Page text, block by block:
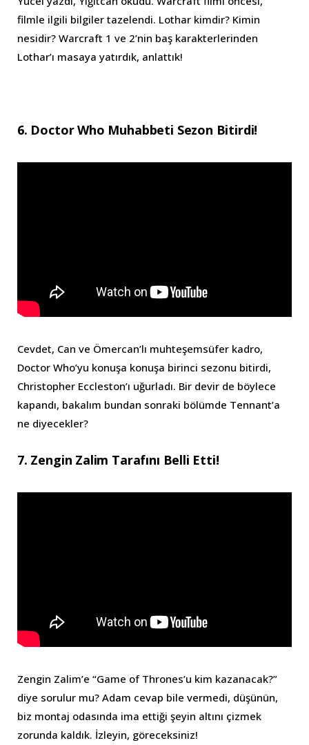
filmle ilgili bilgiler tazelendi. Lothar kimdir? Kimin
nesidir? Warcraft 1 ve 2’nin baş karakterlerinden
Lothar’ı masaya yatırdık, anlattık!
6. Doctor Who Muhabbeti Sezon Bitirdi!
Cevdet, Can ve Ömercan’lı muhteşemsüfer kadro,
Doctor Who’yu konuşa konuşa birinci sezonu bitirdi,
Christopher Eccleston’ı uğurladı. Bir devir de böylece
kapandı, bakalım bundan sonraki bölümde Tennant’a
ne diyecekler?
7. Zengin Zalim Tarafını Belli Etti!
Zengin Zalim’e “Game of Thrones’u kim kazanacak?”
diye sorulur mu? Adam cevap bile vermedi, düşünün,
biz montaj odasında ima ettiği şeyin altını çizmek
zorunda kaldık. İzleyin, göreceksiniz!